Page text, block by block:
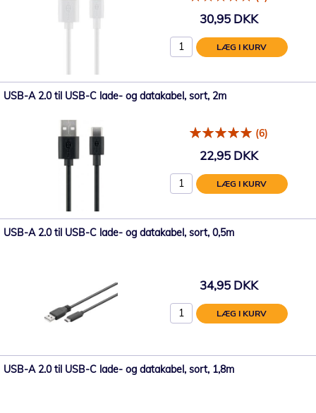
30,95 DKK
LÆG I KURV
USB-A 2.0 til USB-C lade- og datakabel, sort, 2m
(6)
22,95 DKK
LÆG I KURV
USB-A 2.0 til USB-C lade- og datakabel, sort, 0,5m
34,95 DKK
LÆG I KURV
USB-A 2.0 til USB-C lade- og datakabel, sort, 1,8m